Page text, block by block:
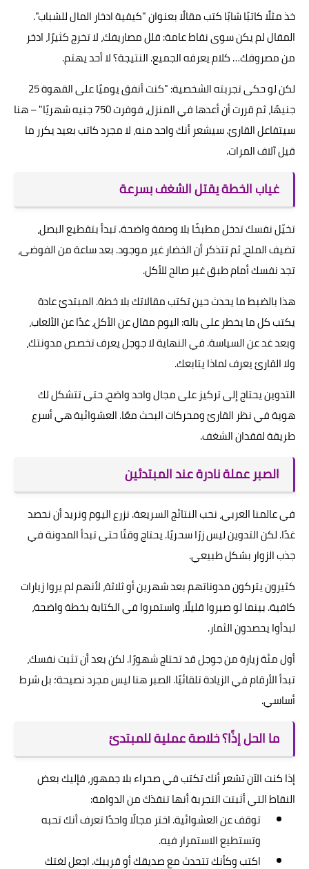
خذ مثلًا كاتبًا شابًا كتب مقالًا بعنوان "كيفية ادخار المال للشباب".
المقال لم يكن سوى نقاط عامة: قلل مصاريفك، لا تخرج كثيرًا، ادخر
من مصروفك… كلام يعرفه الجميع. النتيجة؟ لا أحد يهتم.
لكن لو حكى تجربته الشخصية: "كنت أنفق يوميًا على القهوة 25
جنيهًا، ثم قررت أن أعدها في المنزل، فوفرت 750 جنيه شهريًا" – هنا
سيتفاعل القارئ. سيشعر أنك واحد منه، لا مجرد كاتب بعيد يكرر ما
قيل آلاف المرات.
غياب الخطة يقتل الشغف بسرعة
تخيّل نفسك تدخل مطبخًا بلا وصفة واضحة. تبدأ بتقطيع البصل،
تضيف الملح، ثم تتذكر أن الخضار غير موجود. بعد ساعة من الفوضى،
تجد نفسك أمام طبق غير صالح للأكل.
هذا بالضبط ما يحدث حين تكتب مقالاتك بلا خطة. المبتدئ عادة
يكتب كل ما يخطر على باله: اليوم مقال عن الأكل، غدًا عن الألعاب،
وبعد غد عن السياسة. في النهاية لا جوجل يعرف تخصص مدونتك،
ولا القارئ يعرف لماذا يتابعك.
التدوين يحتاج إلى تركيز على مجال واحد واضح، حتى تتشكل لك
هوية في نظر القارئ ومحركات البحث معًا. العشوائية هي أسرع
طريقة لفقدان الشغف.
الصبر عملة نادرة عند المبتدئين
في عالمنا العربي، نحب النتائج السريعة. نزرع اليوم ونريد أن نحصد
غدًا. لكن التدوين ليس زرًا سحريًا. يحتاج وقتًا حتى تبدأ المدونة في
جذب الزوار بشكل طبيعي.
كثيرون يتركون مدوناتهم بعد شهرين أو ثلاثة، لأنهم لم يروا زيارات
كافية. بينما لو صبروا قليلًا، واستمروا في الكتابة بخطة واضحة،
لبدأوا يحصدون الثمار.
أول مئة زيارة من جوجل قد تحتاج شهورًا. لكن بعد أن تثبت نفسك،
تبدأ الأرقام في الزيادة تلقائيًا. الصبر هنا ليس مجرد نصيحة؛ بل شرط
أساسي.
ما الحل إذًا؟ خلاصة عملية للمبتدئ
إذا كنت الآن تشعر أنك تكتب في صحراء بلا جمهور، فإليك بعض
النقاط التي أثبتت التجربة أنها تنقذك من الدوامة:
توقف عن العشوائية. اختر مجالًا واحدًا تعرف أنك تحبه
وتستطيع الاستمرار فيه.
اكتب وكأنك تتحدث مع صديقك أو قريبك. اجعل لغتك